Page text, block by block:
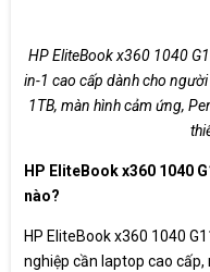
HP EliteBook x360 1040
in-1 cao cấp dành cho người
1TB, màn hình cảm ứng,
HP EliteBook x360 1040
nào?
HP EliteBook x360 1040
nghiệp cần laptop cao cấp,